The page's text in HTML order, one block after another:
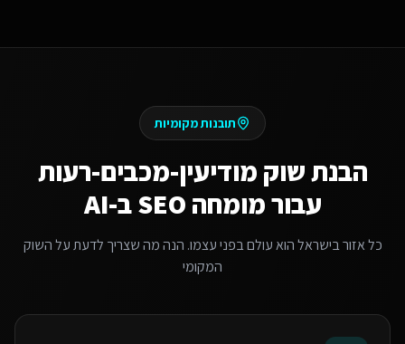
תובנות מקומיות
הבנת שוק מודיעין-מכבים-רעות
עבורמומחה SEO ב-AI
כל אזור בישראל הוא עולם בפני עצמו. הנה מה שצריך לדעת על השוק
המקומי